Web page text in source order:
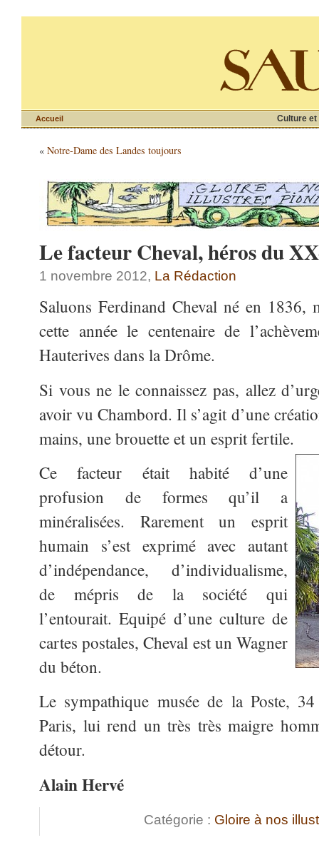
Culture et
Accueil
« Notre-Dame des Landes toujours
Le facteur Cheval, héros du
1 novembre 2012, La Rédaction
Saluons Ferdinand Cheval né en
cette année le centenaire de
Hauterives dans la Drôme.
Si vous ne le connaissez pas, allez
avoir vu Chambord. Il s’agit d’une
mains, une brouette et un esprit fertile.
Ce facteur était habité d’une
profusion de formes qu’il a
minéralisées. Rarement un esprit
humain s’est exprimé avec autant
d’indépendance, d’individualisme,
de mépris de la société qui
l’entourait. Equipé d’une culture de
cartes postales, Cheval est un Wagner
du béton.
Le sympathique musée de la Poste,
Paris, lui rend un très très maigre
détour.
Alain Hervé
Catégorie : Gloire à nos